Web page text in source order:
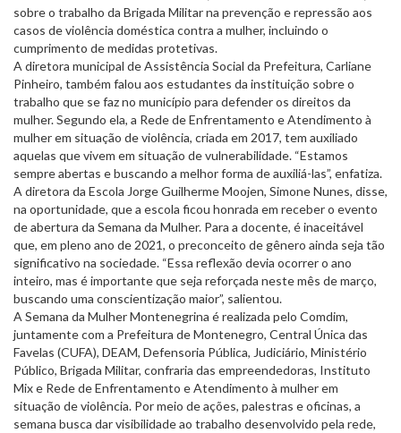
sobre o trabalho da Brigada Militar na prevenção e repressão aos
casos de violência doméstica contra a mulher, incluindo o
cumprimento de medidas protetivas.
A diretora municipal de Assistência Social da Prefeitura, Carliane
Pinheiro, também falou aos estudantes da instituição sobre o
trabalho que se faz no município para defender os direitos da
mulher. Segundo ela, a Rede de Enfrentamento e Atendimento à
mulher em situação de violência, criada em 2017, tem auxiliado
aquelas que vivem em situação de vulnerabilidade. “Estamos
sempre abertas e buscando a melhor forma de auxiliá-las”, enfatiza.
A diretora da Escola Jorge Guilherme Moojen, Simone Nunes, disse,
na oportunidade, que a escola ficou honrada em receber o evento
de abertura da Semana da Mulher. Para a docente, é inaceitável
que, em pleno ano de 2021, o preconceito de gênero ainda seja tão
significativo na sociedade. “Essa reflexão devia ocorrer o ano
inteiro, mas é importante que seja reforçada neste mês de março,
buscando uma conscientização maior”, salientou.
A Semana da Mulher Montenegrina é realizada pelo Comdim,
juntamente com a Prefeitura de Montenegro, Central Única das
Favelas (CUFA), DEAM, Defensoria Pública, Judiciário, Ministério
Público, Brigada Militar, confraria das empreendedoras, Instituto
Mix e Rede de Enfrentamento e Atendimento à mulher em
situação de violência. Por meio de ações, palestras e oficinas, a
semana busca dar visibilidade ao trabalho desenvolvido pela rede,